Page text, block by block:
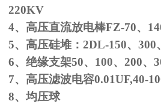
220KV
4、高压直流放电棒FZ-70、
5、高压硅堆： 2DL-150、 300、
6、绝缘支架50、 100、 200、
7、高压滤波电容0.01UF,40-
8、均压球